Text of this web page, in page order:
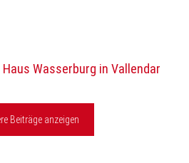
Wasserburg in Vallendar
Beiträge anzeigen